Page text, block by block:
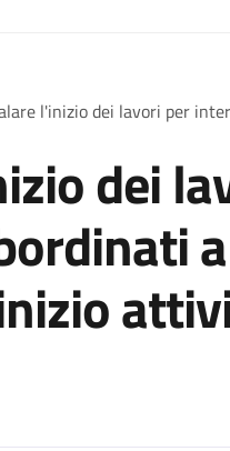
l'inizio dei lavori per
dei